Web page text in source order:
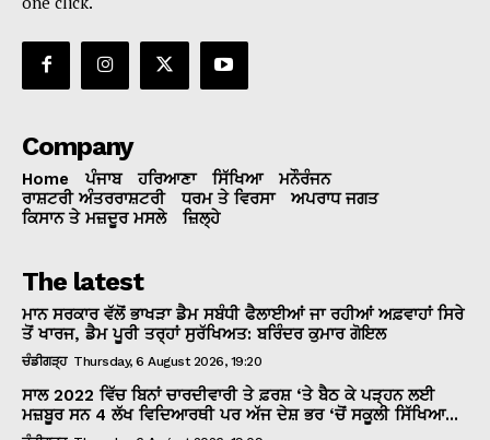
Company
Home ਪੰਜਾਬ ਹਰਿਆਣਾ ਸਿੱਖਿਆ
ਮਨੌਰੰਜਨ
ਰਾਸ਼ਟਰੀ ਅੰਤਰਰਾਸ਼ਟਰੀ
ਧਰਮ ਤੇ ਵਿਰਸਾ
ਅਪਰਾਧ ਜਗਤ
ਕਿਸਾਨ ਤੇ ਮਜ਼ਦੂਰ ਮਸਲੇ
ਜ਼ਿਲ੍ਹੇ
The latest
ਮਾਨ ਸਰਕਾਰ ਵੱਲੋਂ ਭਾਖੜਾ ਡੈਮ ਸਬੰਧੀ ਫੈਲਾਈਆਂ ਜਾ ਰਹੀਆਂ ਅਫ਼ਵਾਹਾਂ ਸਿਰੇ
ਤੋਂ ਖਾਰਜ, ਡੈਮ ਪੂਰੀ ਤਰ੍ਹਾਂ ਸੁਰੱਖਿਅਤ: ਬਰਿੰਦਰ ਕੁਮਾਰ ਗੋਇਲ
ਚੰਡੀਗੜ੍ਹ Thursday, 6 August 2026, 19:20
ਸਾਲ 2022 ਵਿੱਚ ਬਿਨਾਂ ਚਾਰਦੀਵਾਰੀ ਤੇ ਫ਼ਰਸ਼ ‘ਤੇ ਬੈਠ ਕੇ ਪੜ੍ਹਨ ਲਈ
ਮਜ਼ਬੂਰ ਸਨ 4 ਲੱਖ ਵਿਦਿਆਰਥੀ ਪਰ ਅੱਜ ਦੇਸ਼ ਭਰ ‘ਚੋਂ ਸਕੂਲੀ ਸਿੱਖਿਆ...